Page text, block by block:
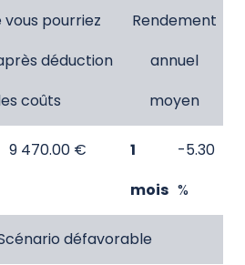
vous pourriez
déduction
coûts
Rendement
annuel
moyen
9 470.00 €
1
mois
-5.30
%
défavorable